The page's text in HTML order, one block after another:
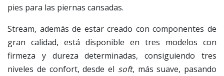
pies para las piernas cansadas.
Stream, además de estar creado con componentes de
gran calidad, está disponible en tres modelos con
firmeza y dureza determinadas, consiguiendo tres
niveles de confort, desde el soft, más suave, pasando